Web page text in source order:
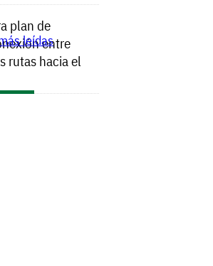
plan de
entre
rutas hacia el
leídas